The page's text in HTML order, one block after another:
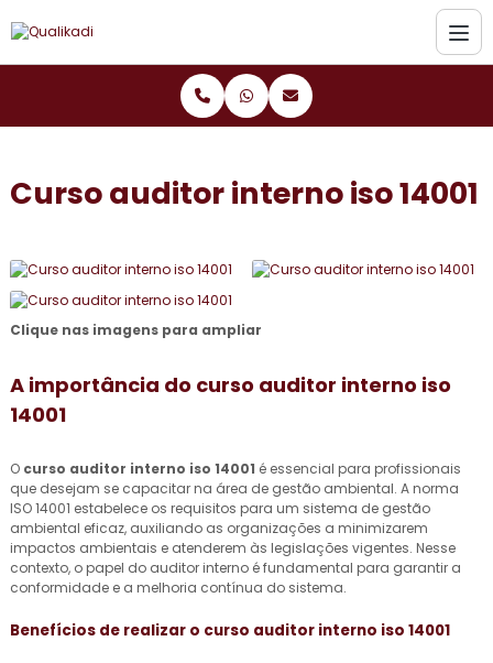
Curso auditor interno iso 14001
Clique nas imagens para ampliar
A importância do curso auditor interno iso
14001
O curso auditor interno iso 14001 é essencial para profissionais
que desejam se capacitar na área de gestão ambiental. A norma
ISO 14001 estabelece os requisitos para um sistema de gestão
ambiental eficaz, auxiliando as organizações a minimizarem
impactos ambientais e atenderem às legislações vigentes. Nesse
contexto, o papel do auditor interno é fundamental para garantir a
conformidade e a melhoria contínua do sistema.
Benefícios de realizar o curso auditor interno iso 14001